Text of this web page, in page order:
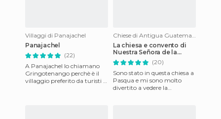
Villaggi di Panajachel
Panajachel
(22)
A Panajachel lo chiamano
Gringotenango perchè è il
villaggio preferito da turisti e
Chiese di Antigua Guatemala
La chiesa e convento di
Nuestra Señora de la
Merced
(20)
Sono stato in questa chiesa a
Pasqua e mi sono molto
divertito a vedere la